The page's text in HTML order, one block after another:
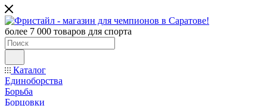
более 7 000 товаров для спорта
Каталог
Единоборства
Борьба
Борцовки